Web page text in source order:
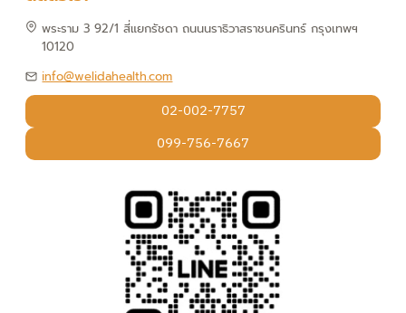
พระราม 3 92/1 สี่แยกรัชดา ถนนนราธิวาสราชนครินทร์ กรุงเทพฯ
10120
info@welidahealth.com
02-002-7757
099-756-7667